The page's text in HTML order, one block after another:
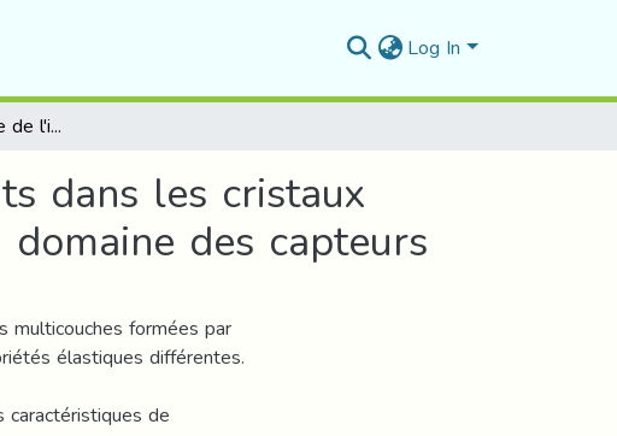
Log In
Contribution à l'étude de l'influence des défauts dans les cristaux phononiques unidimensionnels accordables au domaine des capteurs
dans les cristaux
des capteurs
multicouches formées par
élastiques différentes.
de